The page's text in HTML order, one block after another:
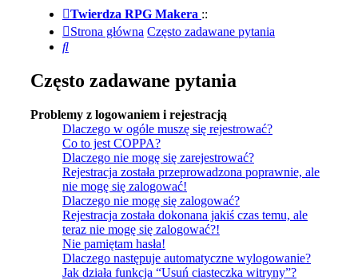
Twierdza RPG Makera ::
Strona główna Często zadawane pytania
Szukaj
Często zadawane pytania
Problemy z logowaniem i rejestracją
Dlaczego w ogóle muszę się rejestrować?
Co to jest COPPA?
Dlaczego nie mogę się zarejestrować?
Rejestracja została przeprowadzona poprawnie, ale
nie mogę się zalogować!
Dlaczego nie mogę się zalogować?
Rejestracja została dokonana jakiś czas temu, ale
teraz nie mogę się zalogować?!
Nie pamiętam hasła!
Dlaczego następuje automatyczne wylogowanie?
Jak działa funkcja “Usuń ciasteczka witryny”?